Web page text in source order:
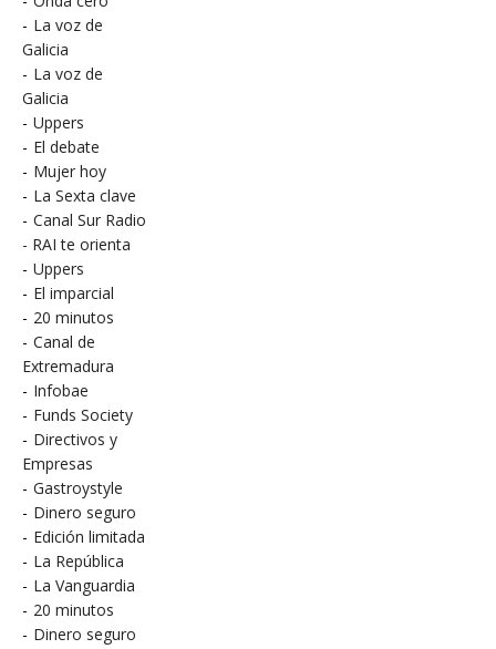
- La voz de
Galicia
- La voz de
Galicia
- Uppers
- El debate
- Mujer hoy
- La Sexta clave
- Canal Sur Radio
- RAI te orienta
- Uppers
- El imparcial
- 20 minutos
- Canal de
Extremadura
- Infobae
- Funds Society
- Directivos y
Empresas
- Gastroystyle
- Dinero seguro
- Edición limitada
- La República
- La Vanguardia
- 20 minutos
- Dinero seguro